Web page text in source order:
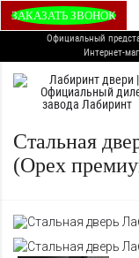
ЗАКАЗАТЬ ЗВОНОК
Официальный
Интернет-
Стальная
(Орех